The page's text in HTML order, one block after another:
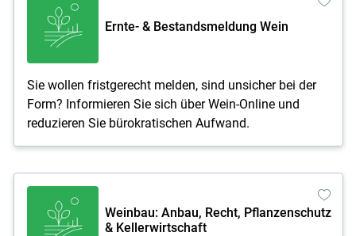
Ernte- & Bestandsmeldung Wein
Sie wollen fristgerecht melden, sind unsicher bei der
Form? Informieren Sie sich über Wein-Online und
reduzieren Sie bürokratischen Aufwand.
Weinbau: Anbau, Recht, Pflanzenschutz
& Kellerwirtschaft